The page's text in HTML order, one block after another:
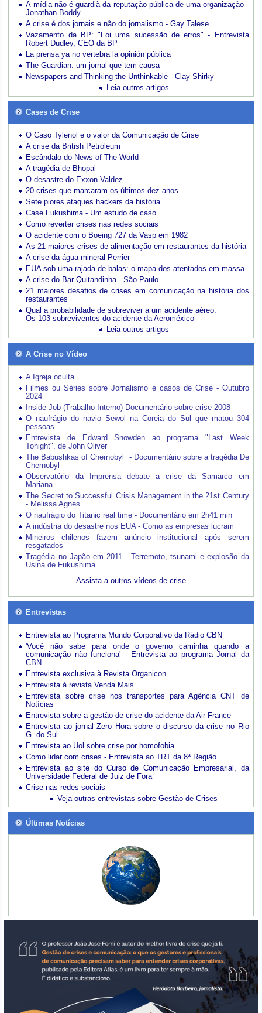
A mídia não é guardiã da reputação pública de uma organização -
Jonathan Boddy
A crise é dos jornais e não do jornalismo - Gay Talese
Vazamento da BP: "Foi uma sucessão de erros" - Entrevista
Robert Dudley, CEO da BP
La prensa ya no vertebra la opinión pública
The Guardian: um jornal que tem causa
Newspapers and Thinking the Unthinkable - Clay Shirky
Leia outros artigos
Cases de Crise
O Caso Tylenol e o valor da Comunicação de Crise
A crise da British Petroleum
Escândalo do News of The World
A tragédia de Bhopal
O desastre do Exxon Valdez
20 crises que marcaram os últimos dez anos
Sete piores ataques hackers da história
Case Fukushima - Um estudo de caso
Como reverter crises nas redes sociais
O acidente com o Boeing 727 da Vasp em 1982
As 21 maiores crises de alimentação em restaurantes da história
A crise da água mineral Perrier
EUA sob uma rajada de balas: o mapa dos atentados em massa
A crise do Bar Quitandinha - São Paulo
21 maiores desafios de crises em comunicação na história dos
restaurantes
Qual a probabilidade de sobreviver a um acidente aéreo.
Os 103 sobreviventes do acidente da Aeroméxico
Leia outros artigos
A Crise no Vídeo
A Igreja oculta
Filmes ou Séries sobre Jornalismo e casos de Crise - Outubro
2024
Inside Job (Trabalho Interno) Documentário sobre crise 2008
O naufrágio do navio Sewol na Coreia do Sul que matou 304
pessoas
Entrevista de Edward Snowden ao programa "Last Week
Tonight", de John Oliver
The Babushkas of Chernobyl - Documentário sobre a tragédia De
Chernobyl
Observatório da Imprensa debate a crise da Samarco em
Mariana
The Secret to Successful Crisis Management in the 21st Century
- Melissa Agnes
O naufrágio do Titanic real time - Documentário em 2h41 min
A indústria do desastre nos EUA - Como as empresas lucram
Mineiros chilenos fazem anúncio institucional após serem
resgatados
Tragédia no Japão em 2011 - Terremoto, tsunami e explosão da
Usina de Fukushima
Assista a outros vídeos de crise
Entrevistas
Entrevista ao Programa Mundo Corporativo da Rádio CBN
'Você não sabe para onde o governo caminha quando a
comunicação não funciona' - Entrevista ao programa Jornal da
CBN
Entrevista exclusiva à Revista Organicon
Entrevista à revista Venda Mais
Entrevista sobre crise nos transportes para Agência CNT de
Notícias
Entrevista sobre a gestão de crise do acidente da Air France
Entrevista ao jornal Zero Hora sobre o discurso da crise no Rio
G. do Sul
Entrevista ao Uol sobre crise por homofobia
Como lidar com crises - Entrevista ao TRT da 8ª Região
Entrevista ao site do Curso de Comunicação Empresarial, da
Universidade Federal de Juiz de Fora
Crise nas redes sociais
Veja outras entrevistas sobre Gestão de Crises
Últimas Notícias